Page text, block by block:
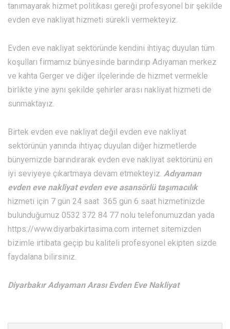
tanımayarak hizmet politikası gereği profesyonel bir şekilde
evden eve nakliyat hizmeti sürekli vermekteyiz.
Evden eve nakliyat sektöründe kendini ihtiyaç duyulan tüm
koşulları firmamız bünyesinde barındırıp Adıyaman merkez
ve kahta Gerger ve diğer ilçelerinde de hizmet vermekle
birlikte yine aynı şekilde şehirler arası nakliyat hizmeti de
sunmaktayız.
Birtek evden eve nakliyat değil evden eve nakliyat
sektörünün yanında ihtiyaç duyulan diğer hizmetlerde
bünyemizde barındırarak evden eve nakliyat sektörünü en
iyi seviyeye çıkartmaya devam etmekteyiz. Adıyaman
evden eve nakliyat evden eve asansörlü taşımacılık
hizmeti için 7 gün 24 saat 365 gün 6 saat hizmetinizde
bulunduğumuz 0532 372 84 77 nolu telefonumuzdan yada
https://www.diyarbakirtasima.com internet sitemizden
bizimle irtibata geçip bu kaliteli profesyonel ekipten sizde
faydalana bilirsiniz.
Diyarbakır Adıyaman Arası Evden Eve Nakliyat